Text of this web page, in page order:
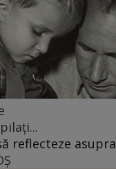
reflecteze asupra